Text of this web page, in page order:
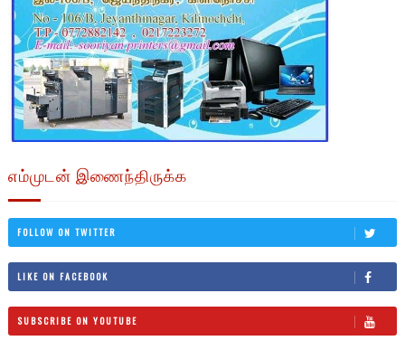
எம்முடன் இணைந்திருக்க
FOLLOW ON TWITTER
LIKE ON FACEBOOK
SUBSCRIBE ON YOUTUBE